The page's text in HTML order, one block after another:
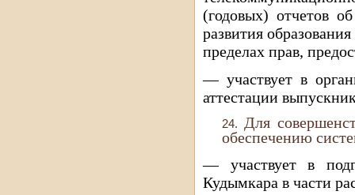
(годовых) отчетов
развития
пределах прав,
— участвует в
аттестации
Для
обеспечению
— участвует в
Кудымкара в части